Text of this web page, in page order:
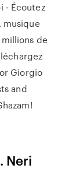
- Écoutez
musique
de
Giorgio
and
Neri